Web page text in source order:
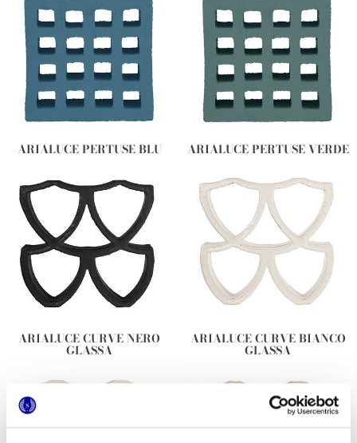
ARIALUCE PERTUSE BLU ARIALUCE PERTUSE VERDE
ARIALUCE CURVE NERO
GLASSA
ARIALUCE CURVE BIANCO
GLASSA